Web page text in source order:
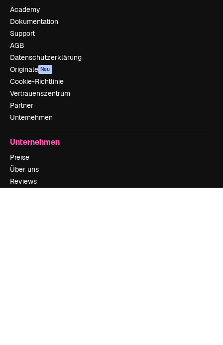
Academy
Dokumentation
Support
AGB
Datenschutzerklärung
Originale Neu
Cookie-Richtlinie
Vertrauenszentrum
Partner
Unternehmen
Unternehmen
Preise
Über uns
Reviews